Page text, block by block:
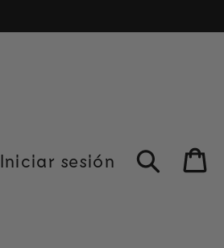
Iniciar sesión Bag